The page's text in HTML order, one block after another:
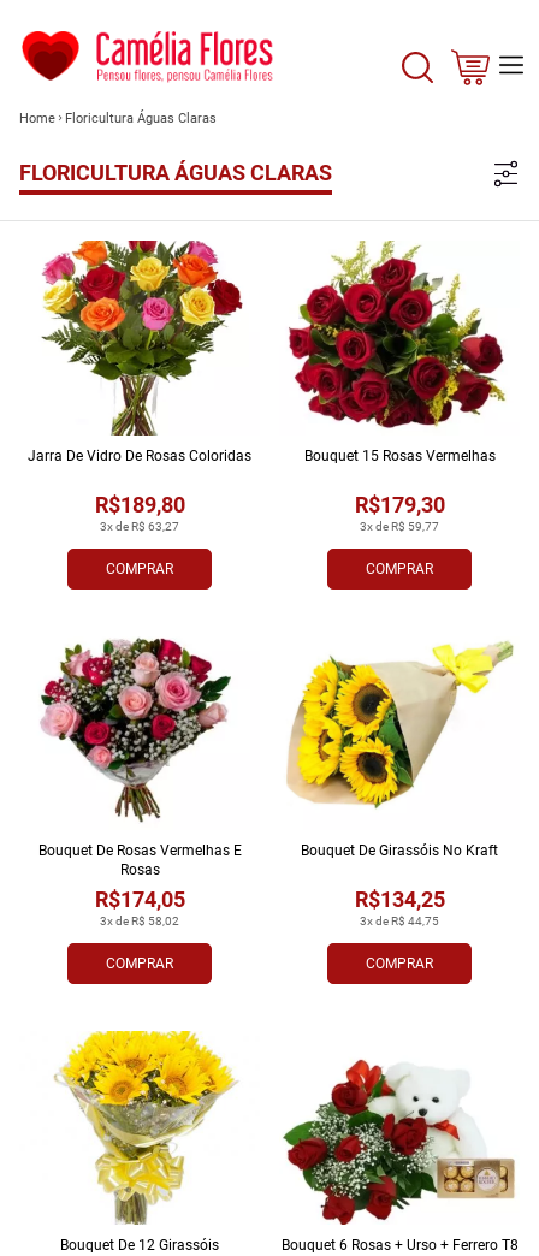
Home Floricultura Águas Claras
FLORICULTURA ÁGUAS CLARAS
COMPRAR
3x de R$ 63,27
R$189,80
Jarra De Vidro De Rosas Coloridas
COMPRAR
3x de R$ 59,77
R$179,30
Bouquet 15 Rosas Vermelhas
COMPRAR
3x de R$ 58,02
R$174,05
Bouquet De Rosas Vermelhas E
Rosas
COMPRAR
3x de R$ 44,75
R$134,25
Bouquet De Girassóis No Kraft
Bouquet De 12 Girassóis Bouquet 6 Rosas + Urso + Ferrero T8